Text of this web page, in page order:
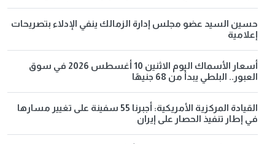
حسين السيد عضو مجلس إدارة الزمالك ينفي الإدلاء بتصريحات
إعلامية
أسعار الأسماك اليوم الاثنين 10 أغسطس 2026 في سوق
العبور.. البلطي يبدأ من 68 جنيهًا
القيادة المركزية الأمريكية: أجبرنا 55 سفينة على تغيير مسارها
في إطار تنفيذ الحصار على إيران